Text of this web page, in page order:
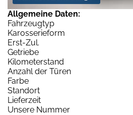
Allgemeine Daten:
Fahrzeugtyp
Karosserieform
Erst-Zul.
Getriebe
Kilometerstand
Anzahl der Türen
Farbe
Standort
Lieferzeit
Unsere Nummer